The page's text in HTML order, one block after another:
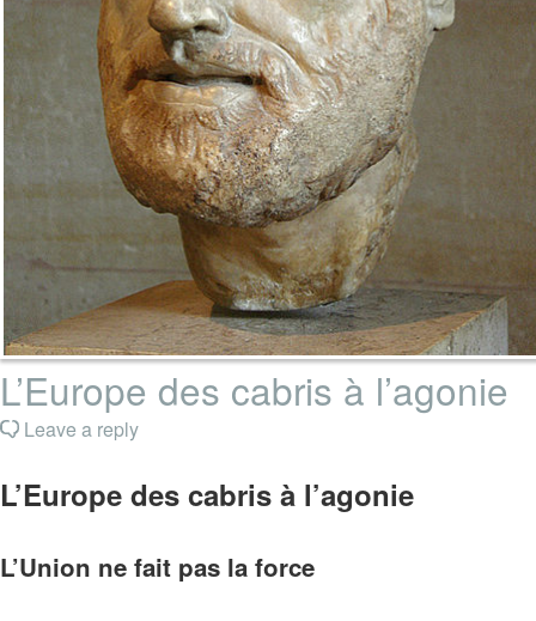
L’Europe des cabris à l’agonie
Leave a reply
L’Europe des cabris à l’agonie
L’Union ne fait pas la force